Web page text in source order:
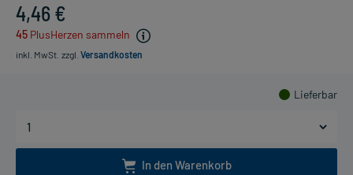
4,46 €
45 PlusHerzen sammeln
inkl. MwSt. zzgl. Versandkosten
Lieferbar
In den Warenkorb